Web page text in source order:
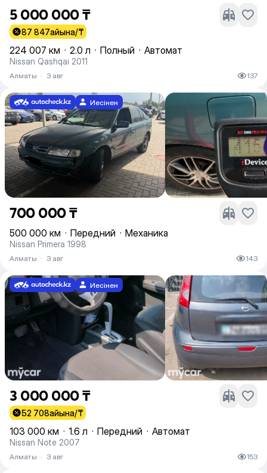
5 000 000 ₸
87 847айына/₸
224 007 км · 2.0 л · Полный · Автомат
Nissan Qashqai 2011
Алматы · 3 авг 137
Иесінен
700 000 ₸
500 000 км · Передний · Механика
Nissan Primera 1998
Алматы · 3 авг 143
Иесінен
3 000 000 ₸
52 708айына/₸
103 000 км · 1.6 л · Передний · Автомат
Nissan Note 2007
Алматы · 3 авг 153